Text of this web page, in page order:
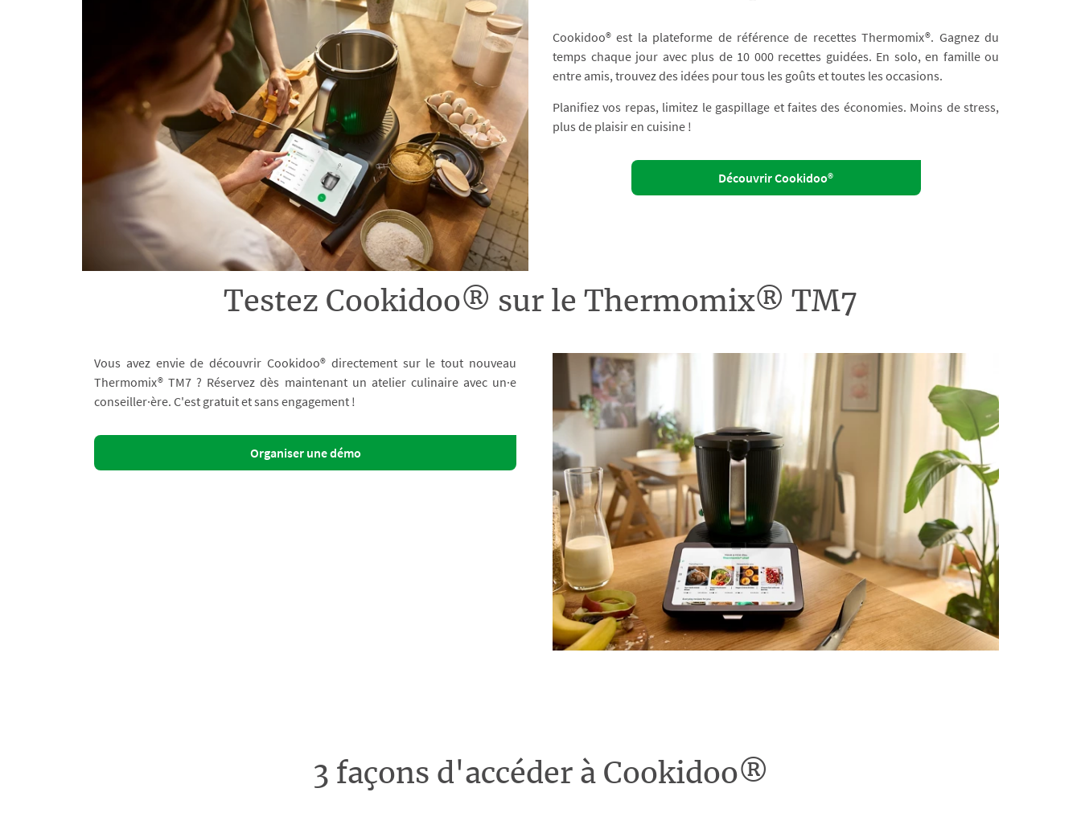
Cookidoo® est la plateforme de référence de recettes Thermomix®. Gagnez du
temps chaque jour avec plus de 10 000 recettes guidées. En solo, en famille ou
entre amis, trouvez des idées pour tous les goûts et toutes les occasions.
Planifiez vos repas, limitez le gaspillage et faites des économies. Moins de stress,
plus de plaisir en cuisine !
Découvrir Cookidoo®
Testez Cookidoo® sur le Thermomix® TM7
Vous avez envie de découvrir Cookidoo® directement sur le tout nouveau
Thermomix® TM7 ? Réservez dès maintenant un atelier culinaire avec un·e
conseiller·ère. C'est gratuit et sans engagement !
Organiser une démo
3 façons d'accéder à Cookidoo®